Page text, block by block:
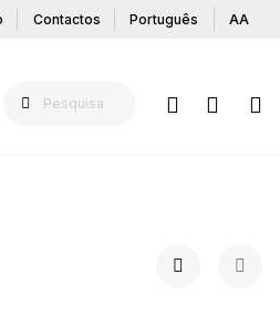
Contactos Português AA